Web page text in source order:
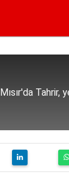
Mısır'da Tahrir,